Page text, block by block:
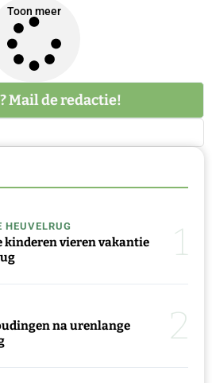
Toon meer
Mail de redactie!
HEUVELRUG
kinderen vieren vakantie
1
na urenlange
2